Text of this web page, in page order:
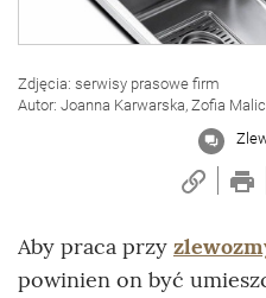
Zdjęcia: serwisy prasowe firm
Autor: Joanna Karwarska, Zofia
Aby praca przy
powinien on być